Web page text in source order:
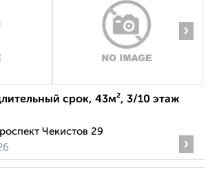
›
срок, 43м², 3/10 этаж
Чекистов 29
›